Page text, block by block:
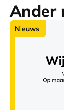
Ander
Nieuws